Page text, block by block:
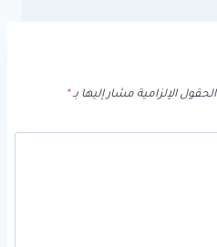
الحقول الإلزامية مشار إليها بـ*